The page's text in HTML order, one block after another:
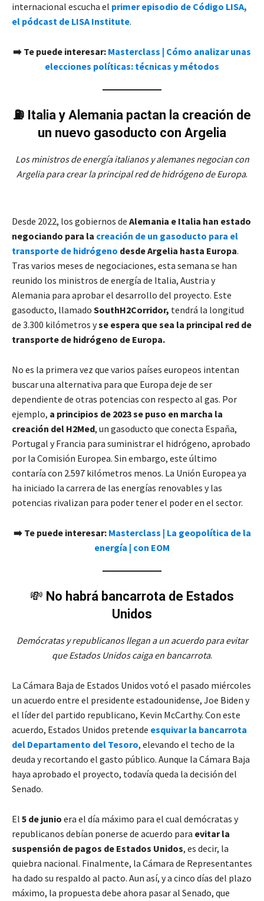
internacional escucha el primer episodio de Código LISA,
el pódcast de LISA Institute.
➡️ Te puede interesar: Masterclass | Cómo analizar unas
elecciones políticas: técnicas y métodos
⛽️ Italia y Alemania pactan la creación de
un nuevo gasoducto con Argelia
Los ministros de energía italianos y alemanes negocian con
Argelia para crear la principal red de hidrógeno de Europa.
Desde 2022, los gobiernos de Alemania e Italia han estado
negociando para la creación de un gasoducto para el
transporte de hidrógeno desde Argelia hasta Europa.
Tras varios meses de negociaciones, esta semana se han
reunido los ministros de energía de Italia, Austria y
Alemania para aprobar el desarrollo del proyecto. Este
gasoducto, llamado SouthH2Corridor, tendrá la longitud
de 3.300 kilómetros yse espera que sea la principal red de
transporte de hidrógeno de Europa.
No es la primera vez que varios países europeos intentan
buscar una alternativa para que Europa deje de ser
dependiente de otras potencias con respecto al gas. Por
ejemplo, a principios de 2023 se puso en marcha la
creación del H2Med, un gasoducto que conecta España,
Portugal y Francia para suministrar el hidrógeno, aprobado
por la Comisión Europea. Sin embargo, este último
contaría con 2.597 kilómetros menos. La Unión Europea ya
ha iniciado la carrera de las energías renovables y las
potencias rivalizan para poder tener el poder en el sector.
➡️ Te puede interesar: Masterclass | La geopolítica de la
energía | con EOM
💸 No habrá bancarrota de Estados
Unidos
Demócratas y republicanos llegan a un acuerdo para evitar
que Estados Unidos caiga en bancarrota.
La Cámara Baja de Estados Unidos votó el pasado miércoles
un acuerdo entre el presidente estadounidense, Joe Biden y
el líder del partido republicano, Kevin McCarthy. Con este
acuerdo, Estados Unidos pretende esquivar la bancarrota
del Departamento del Tesoro, elevando el techo de la
deuda y recortando el gasto público. Aunque la Cámara Baja
haya aprobado el proyecto, todavía queda la decisión del
Senado.
El 5 de junio era el día máximo para el cual demócratas y
republicanos debían ponerse de acuerdo para evitar la
suspensión de pagos de Estados Unidos, es decir, la
quiebra nacional. Finalmente, la Cámara de Representantes
ha dado su respaldo al pacto. Aun así, y a cinco días del plazo
máximo, la propuesta debe ahora pasar al Senado, que